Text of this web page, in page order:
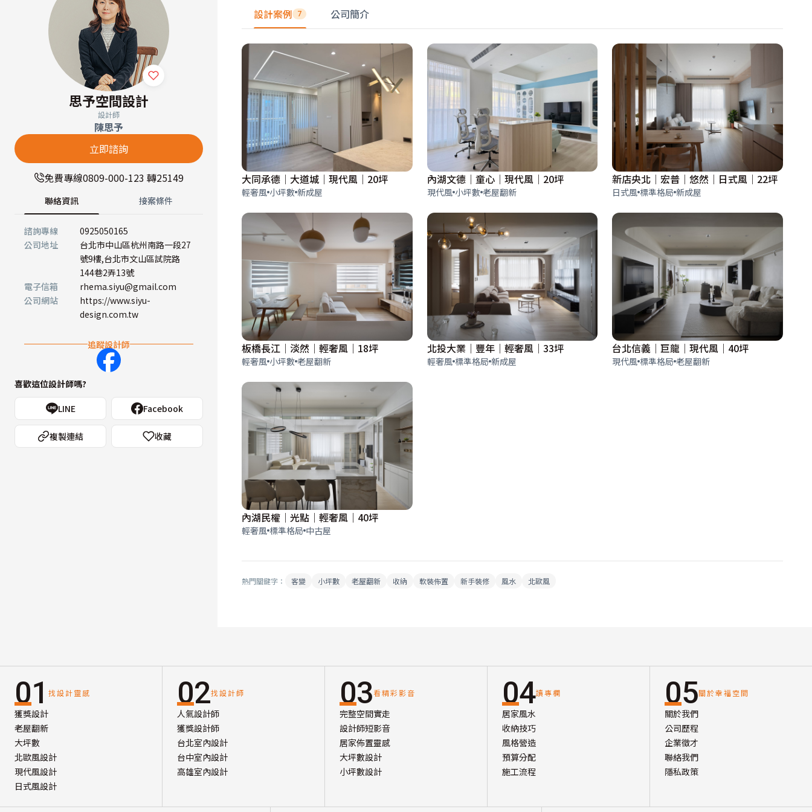
思予空間設計
設計師
陳思予
立即諮詢
免費專線0809-000-123 轉25149
聯絡資訊 接案條件
諮詢專線
0925050165
公司地址
台北市中山區杭州南路一段27
號9樓,台北市文山區試院路
144巷2弄13號
電子信箱
rhema.siyu@gmail.com
公司網站
https://www.siyu-
design.com.tw
追蹤設計師
喜歡這位設計師嗎?
LINE Facebook
複製連結 收藏
設計案例 7 公司簡介
大同承德｜大道城｜現代風｜20坪
輕奢風 小坪數 新成屋
內湖文德｜童心｜現代風｜20坪
現代風 小坪數 老屋翻新
新店央北｜宏普｜悠然｜日式風｜22坪
日式風 標準格局 新成屋
板橋長江｜淡然｜輕奢風｜18坪
輕奢風 小坪數 老屋翻新
北投大業｜豐年｜輕奢風｜33坪
輕奢風 標準格局 新成屋
台北信義｜巨龍｜現代風｜40坪
現代風 標準格局 老屋翻新
內湖民權｜光點｜輕奢風｜40坪
輕奢風 標準格局 中古屋
熱門關鍵字： 客變 小坪數 老屋翻新 收納 軟裝佈置 新手裝修 風水 北歐風
01 找設計靈感
獲獎設計
老屋翻新
大坪數
北歐風設計
現代風設計
日式風設計
02找設計師
人氣設計師
獲獎設計師
台北室內設計
台中室內設計
高雄室內設計
03看精彩影音
完整空間實走
設計師短影音
居家佈置靈感
大坪數設計
小坪數設計
04讀專欄
居家風水
收納技巧
風格營造
預算分配
施工流程
05關於幸福空間
關於我們
公司歷程
企業徵才
聯絡我們
隱私政策